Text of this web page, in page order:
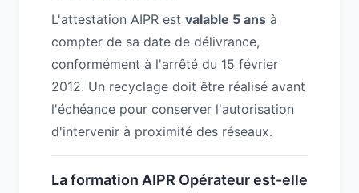
L'attestation AIPR est valable 5 ans à
compter de sa date de délivrance,
conformément à l'arrêté du 15 février
2012. Un recyclage doit être réalisé avant
l'échéance pour conserver l'autorisation
d'intervenir à proximité des réseaux.
La formation AIPR Opérateur est-elle